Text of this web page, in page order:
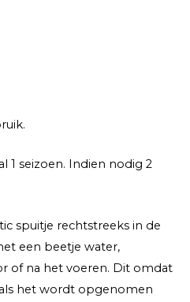
1 seizoen. Indien nodig 2
spuitje rechtstreeks in de
een beetje water,
of na het voeren. Dit omdat
het wordt opgenomen